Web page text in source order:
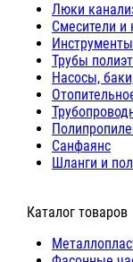
Люки
Cмесители
Инструменты
Трубы
Насосы,
Санфаянс
Шланги и
⠀Каталог товаров